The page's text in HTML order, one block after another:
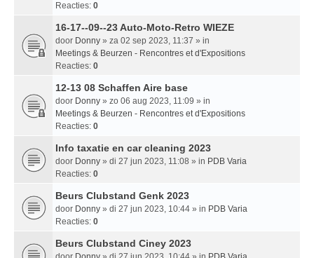
Reacties: 0
16-17--09--23 Auto-Moto-Retro WIEZE
door Donny » za 02 sep 2023, 11:37 » in
Meetings & Beurzen - Rencontres et d'Expositions
Reacties: 0
12-13 08 Schaffen Aire base
door Donny » zo 06 aug 2023, 11:09 » in
Meetings & Beurzen - Rencontres et d'Expositions
Reacties: 0
Info taxatie en car cleaning 2023
door Donny » di 27 jun 2023, 11:08 » in PDB Varia
Reacties: 0
Beurs Clubstand Genk 2023
door Donny » di 27 jun 2023, 10:44 » in PDB Varia
Reacties: 0
Beurs Clubstand Ciney 2023